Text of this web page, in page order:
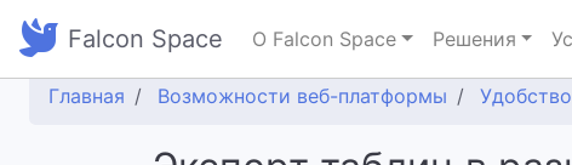
Falcon Space О Falcon Space Решения
Главная Возможности веб-платформы